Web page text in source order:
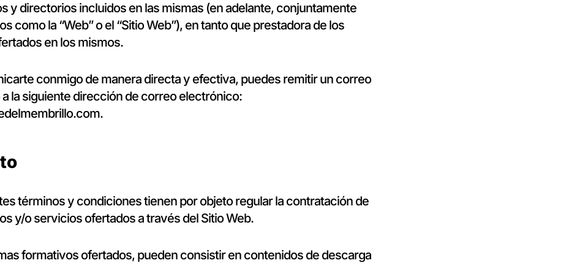
y directorios incluidos en las mismas (en adelante, conjuntamente
como la “Web” o el “Sitio Web”), en tanto que prestadora de los
en los mismos.
conmigo de manera directa y efectiva, puedes remitir un correo
la siguiente dirección de correo electrónico:
.
términos y condiciones tienen por objeto regular la contratación de
y/o servicios ofertados a través del Sitio Web.
formativos ofertados, pueden consistir en contenidos de descarga